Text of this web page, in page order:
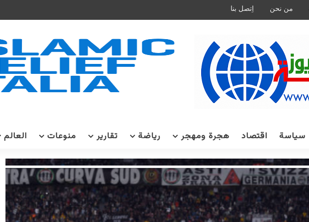
من نحن اِتصل بنا
سياسة اقتصاد هجرة ومهجر رياضة تقارير منوعات العالم